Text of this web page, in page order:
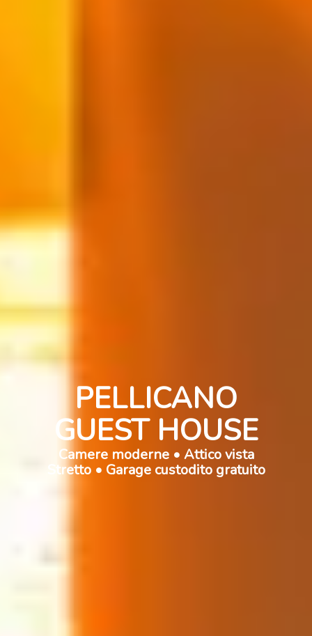
PELLICANO
GUEST HOUSE
Camere moderne • Attico vista
Stretto • Garage custodito gratuito